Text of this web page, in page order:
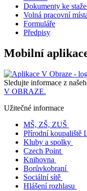
Dokumenty ke
Volná pracovní
Formuláře
Předpisy
Mobilní
Sledujte informace z
V OBRAZE.
Užitečné informace
MŠ, ZŠ, ZUŠ
Přírodní koupaliště
Kluby a spolky
Czech Point
Knihovna
Borůvkobraní
Sociální sítě
Hlášení rozhlasu